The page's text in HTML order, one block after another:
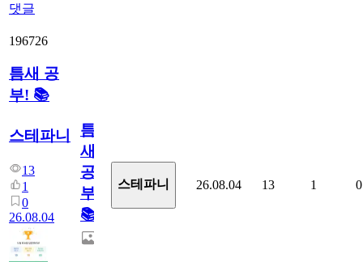
댓글
196726
틈새 공
부! 📚
스테파니
13
1
0
26.08.04
틈
새
공
부!
📚
스테파니 26.08.04 13 1 0